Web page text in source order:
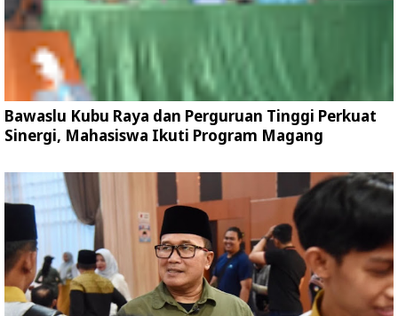
Bawaslu Kubu Raya dan Perguruan Tinggi Perkuat
Sinergi, Mahasiswa Ikuti Program Magang